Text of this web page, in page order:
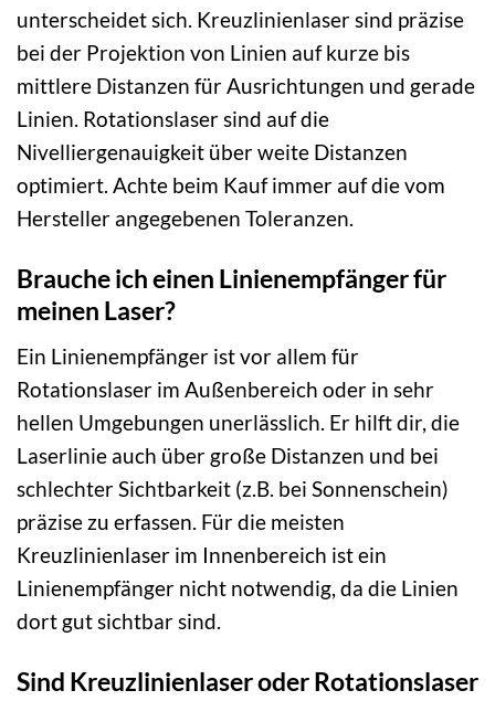
unterscheidet sich. Kreuzlinienlaser sind präzise
bei der Projektion von Linien auf kurze bis
mittlere Distanzen für Ausrichtungen und gerade
Linien. Rotationslaser sind auf die
Nivelliergenauigkeit über weite Distanzen
optimiert. Achte beim Kauf immer auf die vom
Hersteller angegebenen Toleranzen.
Brauche ich einen Linienempfänger für
meinen Laser?
Ein Linienempfänger ist vor allem für
Rotationslaser im Außenbereich oder in sehr
hellen Umgebungen unerlässlich. Er hilft dir, die
Laserlinie auch über große Distanzen und bei
schlechter Sichtbarkeit (z.B. bei Sonnenschein)
präzise zu erfassen. Für die meisten
Kreuzlinienlaser im Innenbereich ist ein
Linienempfänger nicht notwendig, da die Linien
dort gut sichtbar sind.
Sind Kreuzlinienlaser oder Rotationslaser